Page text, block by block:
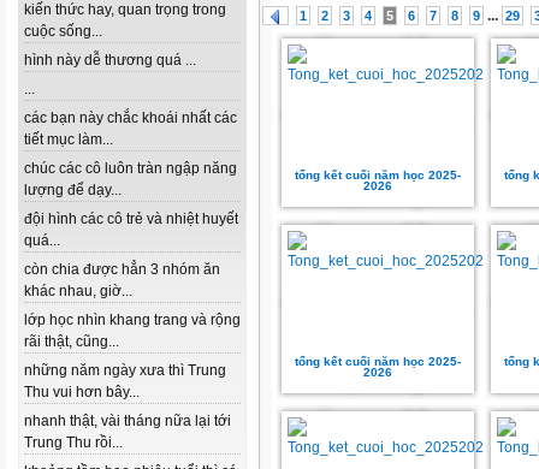
kiến thức hay, quan trọng trong
cuộc sống...
hình này dễ thương quá ...
...
các bạn này chắc khoái nhất các
tiết mục làm...
chúc các cô luôn tràn ngập năng
lượng để dạy...
đội hình các cô trẻ và nhiệt huyết
quá...
còn chia được hẳn 3 nhóm ăn
khác nhau, giờ...
lớp học nhìn khang trang và rộng
rãi thật, cũng...
những năm ngày xưa thì Trung
Thu vui hơn bây...
nhanh thật, vài tháng nữa lại tới
Trung Thu rồi...
1 2 3 4 5 6 7 8 9 ... 29
tổng kết cuối năm học 2025-
2026
tổng
tổng kết cuối năm học 2025-
2026
tổng